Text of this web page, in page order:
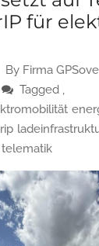
für
By Firma
Tagged ,
telematik